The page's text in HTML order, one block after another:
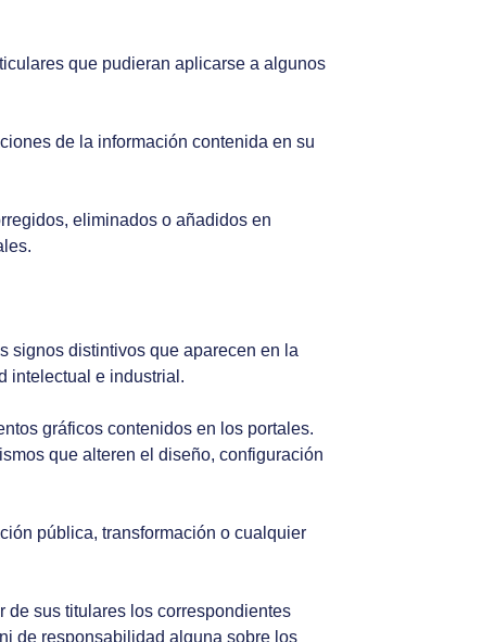
que pudieran aplicarse a algunos
de la información contenida en su
eliminados o añadidos en
signos distintivos que aparecen en la
intelectual e industrial.
gráficos contenidos en los portales.
que alteren el diseño, configuración
pública, transformación o cualquier
de sus titulares los correspondientes
de responsabilidad alguna sobre los